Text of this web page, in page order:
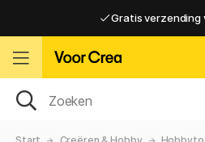
Gratis verzending
Gratis verzending